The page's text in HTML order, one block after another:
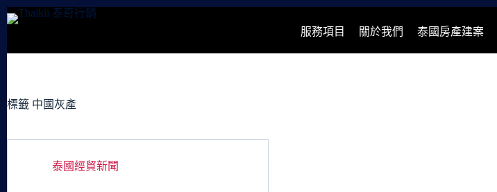
跳
容
服務項目 關於我們 泰國房產建案
標籤 中國灰產
泰國經貿新聞